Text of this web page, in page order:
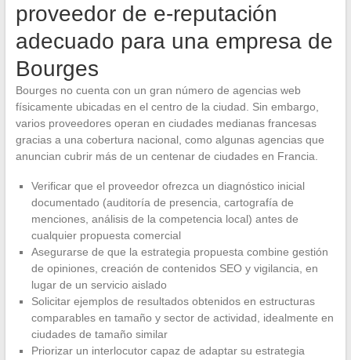
proveedor de e-reputación
adecuado para una empresa de
Bourges
Bourges no cuenta con un gran número de agencias web
físicamente ubicadas en el centro de la ciudad. Sin embargo,
varios proveedores operan en ciudades medianas francesas
gracias a una cobertura nacional, como algunas agencias que
anuncian cubrir más de un centenar de ciudades en Francia.
Verificar que el proveedor ofrezca un diagnóstico inicial
documentado (auditoría de presencia, cartografía de
menciones, análisis de la competencia local) antes de
cualquier propuesta comercial
Asegurarse de que la estrategia propuesta combine gestión
de opiniones, creación de contenidos SEO y vigilancia, en
lugar de un servicio aislado
Solicitar ejemplos de resultados obtenidos en estructuras
comparables en tamaño y sector de actividad, idealmente en
ciudades de tamaño similar
Priorizar un interlocutor capaz de adaptar su estrategia